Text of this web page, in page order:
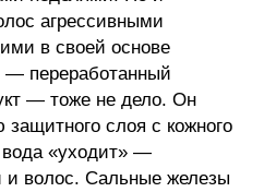
агрессивными
в своей основе
— переработанный
— тоже не дело. Он
защитного слоя с кожного
вода «уходит» —
и волос. Сальные железы